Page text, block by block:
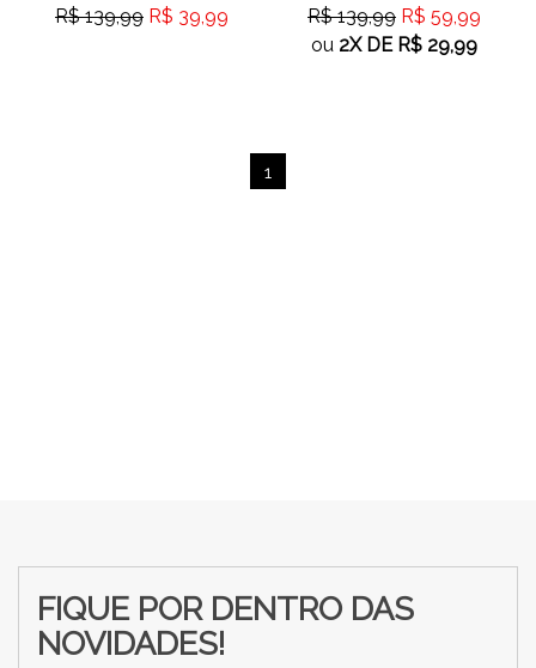
R$ 139,99 R$ 39,99 R$ 139,99 R$ 59,99
ou 2XDE R$ 29,99
1
FIQUE POR DENTRO DAS
NOVIDADES!